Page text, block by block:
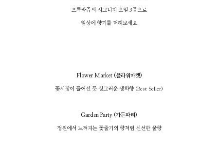
프루라쥬의 시그니쳐 오일 3종으로
일상에 향기를 더해보세요
Flower Market (플라워마켓)
꽃시장이 들어선 듯 싱그러운 생화향 (Best Seller)
Garden Party (가든파티)
정원에서 느껴지는 꽃줄기의 향처럼 신선한 풀향